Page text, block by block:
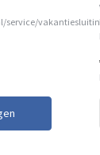
service/